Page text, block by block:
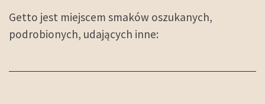
Getto jest miejscem smaków oszukanych,
podrobionych, udających inne: